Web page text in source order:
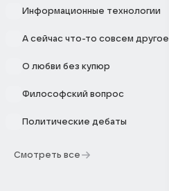
Информационные технологии
А сейчас что-то совсем другое
О любви без купюр
Философский вопрос
Политические дебаты
Смотреть все